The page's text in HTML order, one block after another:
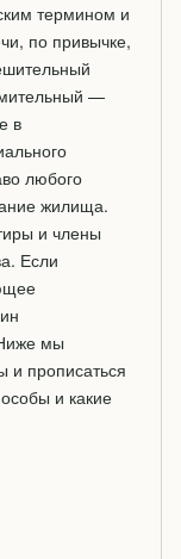
термином и
по привычке,
—
в
любого
жилища.
и члены
Если
мы
и прописаться
и какие